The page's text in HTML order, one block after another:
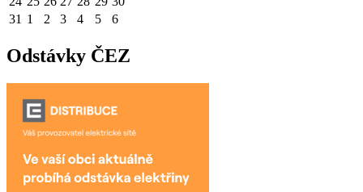
31 1 2 3 4 5 6
Odstávky ČEZ